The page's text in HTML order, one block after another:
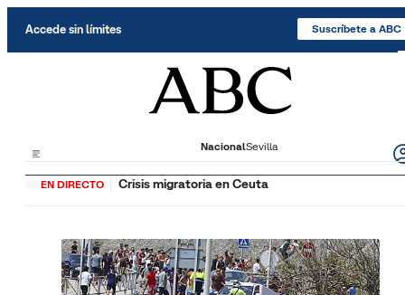
Accede sin límites Suscríbete a ABC
NacionalSevilla
EN DIRECTO Crisis migratoria en Ceuta